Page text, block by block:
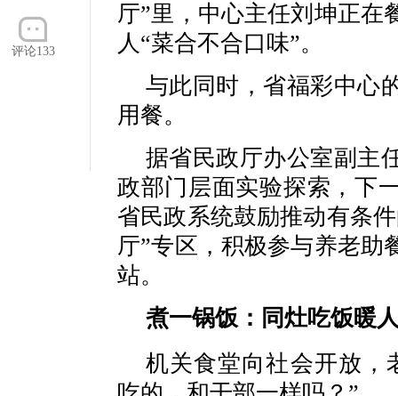
评论133
厅”里，中心主任刘坤正在
人“菜合不合口味”。
与此同时，省福彩中心
用餐。
据省民政厅办公室副主
政部门层面实验探索，下
省民政系统鼓励推动有条
厅”专区，积极参与养老助
站。
煮一锅饭：同灶吃饭暖
机关食堂向社会开放，